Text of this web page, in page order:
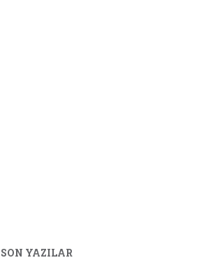
SON YAZILAR